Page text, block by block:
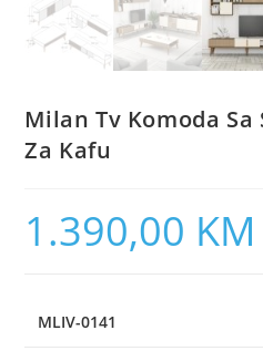
Milan Tv Komoda
Za Kafu
1.390,00 KM
MLIV-0141